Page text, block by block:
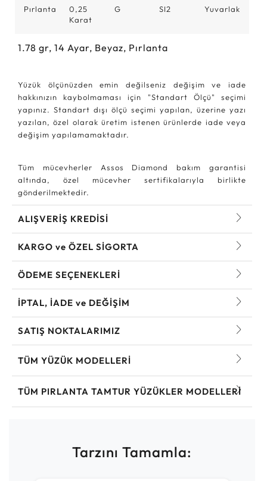
Pırlanta
0,25
Karat
G SI2 Yuvarlak
1.78 gr, 14 Ayar, Beyaz, Pırlanta
Yüzük ölçünüzden emin değilseniz değişim ve iade
hakkınızın kaybolmaması için "Standart Ölçü" seçimi
yapınız. Standart dışı ölçü seçimi yapılan, üzerine yazı
yazılan, özel olarak üretim istenen ürünlerde iade veya
değişim yapılamamaktadır.
Tüm mücevherler Assos Diamond bakım garantisi
altında, özel mücevher sertifikalarıyla birlikte
gönderilmektedir.
ALIŞVERİŞ KREDİSİ
KARGO ve ÖZEL SİGORTA
ÖDEME SEÇENEKLERİ
İPTAL, İADE ve DEĞİŞİM
SATIŞ NOKTALARIMIZ
TÜM YÜZÜK MODELLERI
TÜM PIRLANTA TAMTUR YÜZÜKLER MODELLERI
Tarzını Tamamla: